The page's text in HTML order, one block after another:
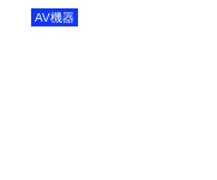
AV機器